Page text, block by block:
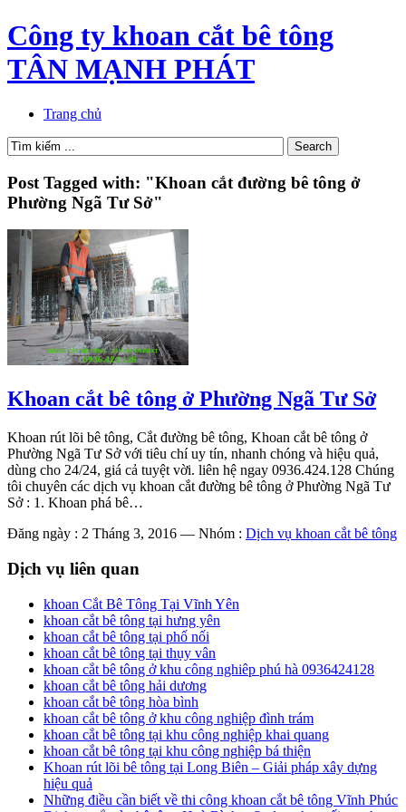
Công ty khoan cắt bê tông
TÂN MẠNH PHÁT
Trang chủ
Post Tagged with: "Khoan cắt đường bê tông ở
Phường Ngã Tư Sở"
Khoan cắt bê tông ở Phường Ngã Tư Sở
Khoan rút lõi bê tông, Cắt đường bê tông, Khoan cắt bê tông ở
Phường Ngã Tư Sở với tiêu chí uy tín, nhanh chóng và hiệu quả,
dùng cho 24/24, giá cả tuyệt vời. liên hệ ngay 0936.424.128 Chúng
tôi chuyên các dịch vụ khoan cắt đường bê tông ở Phường Ngã Tư
Sở : 1. Khoan phá bê…
Đăng ngày : 2 Tháng 3, 2016 — Nhóm : Dịch vụ khoan cắt bê tông
Dịch vụ liên quan
khoan Cắt Bê Tông Tại Vĩnh Yên
khoan cắt bê tông tại hưng yên
khoan cắt bê tông tại phố nối
khoan cắt bê tông tại thụy vân
khoan cắt bê tông ở khu công nghiêp phú hà 0936424128
khoan cắt bê tông hải dương
khoan cắt bê tông hòa bình
khoan cắt bê tông ở khu công nghiệp đình trám
khoan cắt bê tông tại khu công nghiệp khai quang
khoan cắt bê tông tại khu công nghiệp bá thiện
Khoan rút lõi bê tông tại Long Biên – Giải pháp xây dựng
hiệu quả
Những điều cần biết về thi công khoan cắt bê tông Vĩnh Phúc